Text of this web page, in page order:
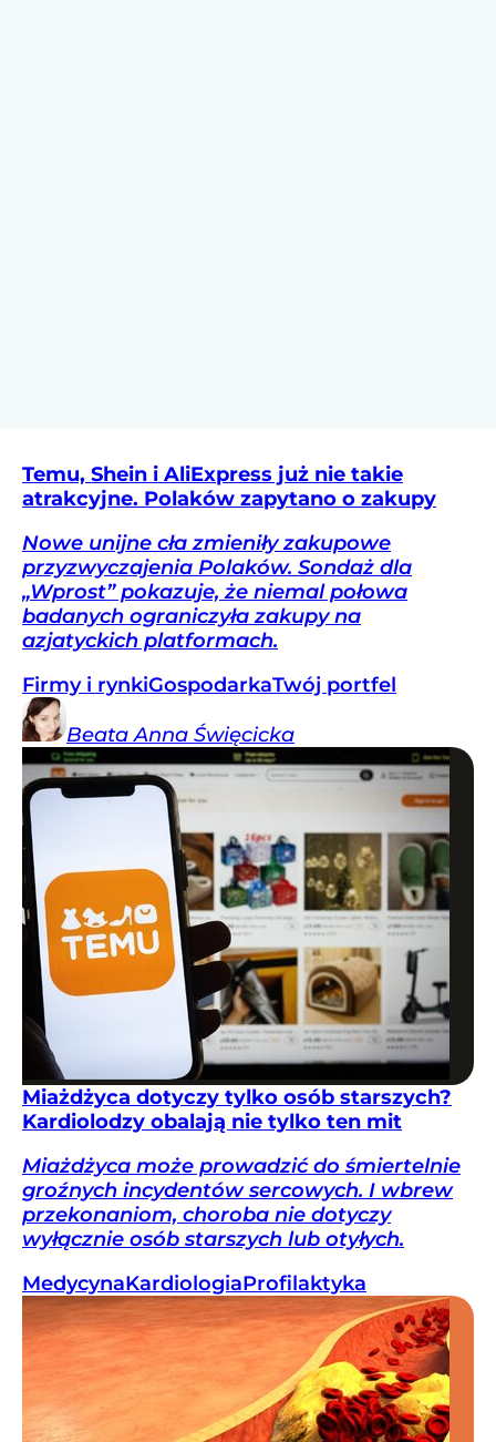
Temu, Shein i AliExpress już nie takie
atrakcyjne. Polaków zapytano o zakupy
Nowe unijne cła zmieniły zakupowe
przyzwyczajenia Polaków. Sondaż dla
„Wprost” pokazuje, że niemal połowa
badanych ograniczyła zakupy na
azjatyckich platformach.
Firmy i rynkiGospodarkaTwój portfel
Beata Anna Święcicka
Miażdżyca dotyczy tylko osób starszych?
Kardiolodzy obalają nie tylko ten mit
Miażdżyca może prowadzić do śmiertelnie
groźnych incydentów sercowych. I wbrew
przekonaniom, choroba nie dotyczy
wyłącznie osób starszych lub otyłych.
MedycynaKardiologiaProfilaktyka